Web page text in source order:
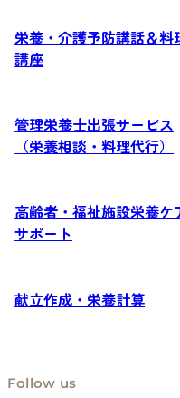
栄養・介護予防講話＆料
講座
管理栄養士出張サービス
（栄養相談・料理代行）
高齢者・福祉施設栄養ケ
サポート
献立作成・栄養計算
Follow us